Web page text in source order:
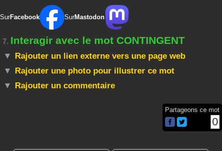
SurFacebook SurMastodon
7. Interagir avec le mot CONTINGENT
Rajouter un lien externe vers une page web
Rajouter une photo pour illustrer ce mot
Rajouter un commentaire
Partageons ce mot
0